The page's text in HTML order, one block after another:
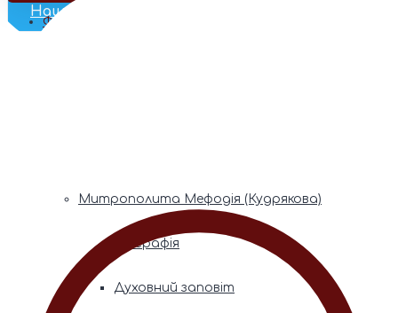
Наш Телеграм
Фонди пам’яті
Митрополита Мефодія (Кудрякова)
Біографія
Духовний заповіт